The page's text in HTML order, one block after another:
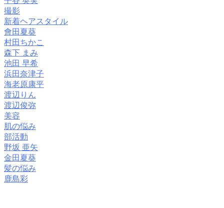
撮影
新着ヘアスタイル
會田夏葵
村田ちかこ
森下 まみ
池田 早希
浜田奈津子
海老原康平
渡辺りん
渡辺俊弥
美容
肌の悩み
部活動
野坂 亜矢
金田夏葵
髪の悩み
鹿島彩